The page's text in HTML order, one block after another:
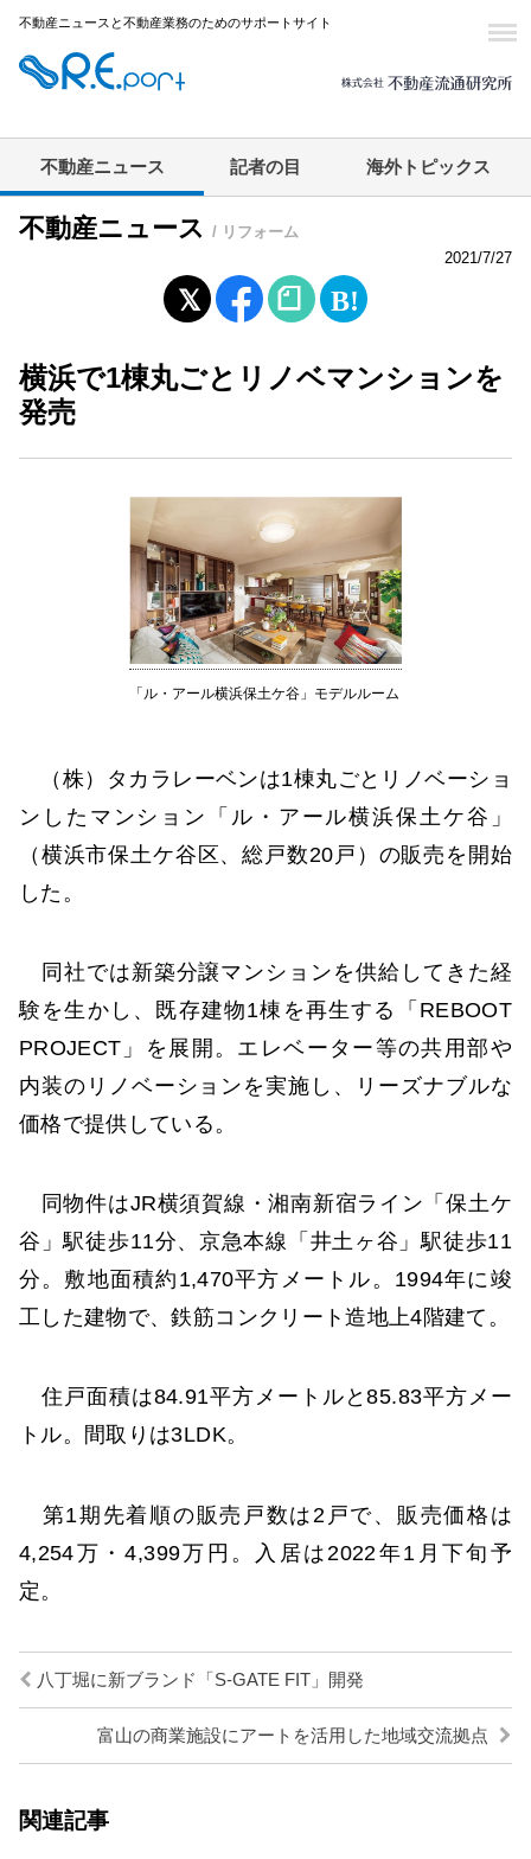
不動産ニュースと不動産業務のためのサポートサイト
不動産ニュース 記者の目 海外トピックス
不動産ニュース / リフォーム
2021/7/27
横浜で1棟丸ごとリノベマンションを
発売
「ル・アール横浜保土ケ谷」モデルルーム
（株）タカラレーベンは1棟丸ごとリノベーショ
ンしたマンション「ル・アール横浜保土ケ谷」
（横浜市保土ケ谷区、総戸数20戸）の販売を開始
した。
同社では新築分譲マンションを供給してきた経
験を生かし、既存建物1棟を再生する「REBOOT
PROJECT」を展開。エレベーター等の共用部や
内装のリノベーションを実施し、リーズナブルな
価格で提供している。
同物件はJR横須賀線・湘南新宿ライン「保土ケ
谷」駅徒歩11分、京急本線「井土ヶ谷」駅徒歩11
分。敷地面積約1,470平方メートル。1994年に竣
工した建物で、鉄筋コンクリート造地上4階建て。
住戸面積は84.91平方メートルと85.83平方メー
トル。間取りは3LDK。
第1期先着順の販売戸数は2戸で、販売価格は
4,254万・4,399万円。入居は2022年1月下旬予
定。
八丁堀に新ブランド「S-GATE FIT」開発
富山の商業施設にアートを活用した地域交流拠点
関連記事